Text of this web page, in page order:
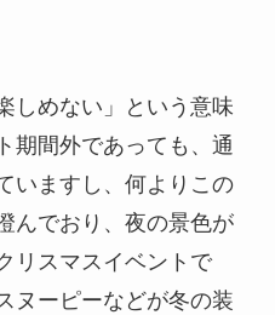
しめない」という意味
期間外であっても、通
いますし、何よりこの
んでおり、夜の景色が
リスマスイベントで
ヌーピーなどが冬の装